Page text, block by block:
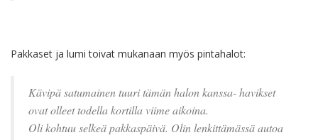
Pakkaset ja lumi toivat mukanaan myös pintahalot:
Kävipä satumainen tuuri tämän halon kanssa- havikset
ovat olleet todella kortilla viime aikoina.
Oli kohtuu selkeä pakkaspäivä. Olin lenkittämässä autoa